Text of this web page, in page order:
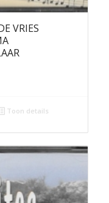
VRIES
Toon details